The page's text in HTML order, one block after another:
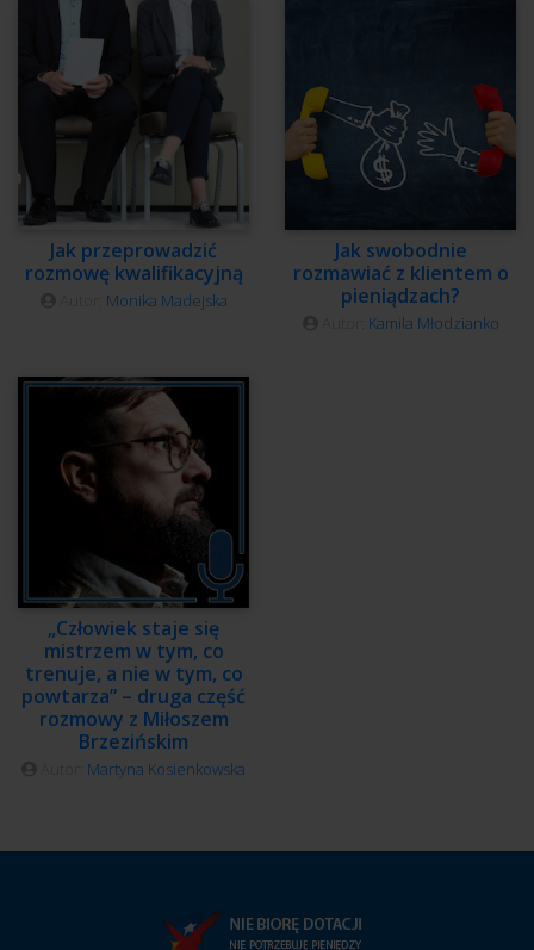
Jak przeprowadzić
rozmowę kwalifikacyjną
Monika Madejska
Jak swobodnie
rozmawiać z klientem o
pieniądzach?
Kamila Młodzianko
„Człowiek staje się
mistrzem w tym, co
trenuje, a nie w tym, co
powtarza” – druga część
rozmowy z Miłoszem
Brzezińskim
Martyna Kosienkowska